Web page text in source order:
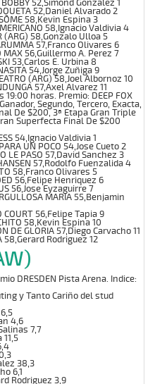
52,Simond Gonzalez 1
52,Daniel Alvarado 2
58,Kevin Espina 3
58,Ignacio Valdivia 4
(ARG) 58,Gonzalo Ulloa 5
57,Franco Olivares 6
MAX 56,Guillermo A. Perez 7
53,Carlos E. Urbina 8
54,Jorge Zuñiga 9
(ARG) 58,Joel Albornoz 10
57,Axel Alvarez 11
19:00 horas. Premio: DEEP FOX
Segundo, Tercero, Exacta,
De $200, 3ª Etapa Gran Triple
Superfecta Final De $200
54,Ignacio Valdivia 1
UN POCO 54,Jose Cueto 2
LE PASO 57,David Sanchez 3
57,Rodolfo Fuenzalida 4
58,Franco Olivares 5
56,Felipe Henriquez 6
56,Jose Eyzaguirre 7
MARIA 55,Benjamin
56,Felipe Tapia 9
58,Kevin Espina 10
DE GLORIA 57,Diego Carvacho 11
58,Gerard Rodriguez 12
DRESDEN Pista Arena. Indice:
y Tanto Cariño del stud
4,6
7,7
38,3
6,1
Rodriguez 3,9